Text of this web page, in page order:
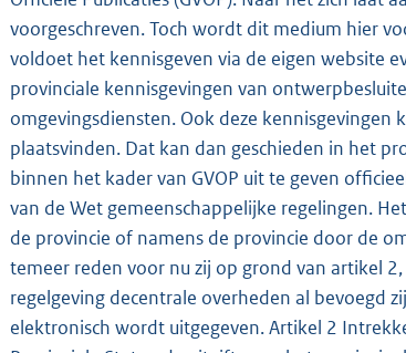
voorgeschreven. Toch wordt dit medium hier
voldoet het kennisgeven via de eigen website
provinciale kennisgevingen van
omgevingsdiensten. Ook deze
plaatsvinden. Dat kan dan geschieden in het
binnen het kader van GVOP uit te geven
van de Wet gemeenschappelijke regelingen.
de provincie of namens de provincie door de
temeer reden voor nu zij op grond van artikel
regelgeving decentrale overheden al bevoegd
elektronisch wordt uitgegeven. Artikel 2